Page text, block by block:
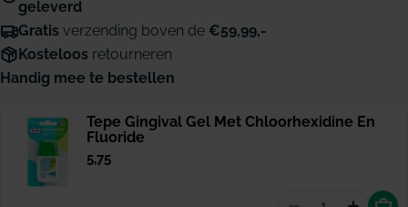
geleverd
Gratis verzending boven de €59,99,-
Kosteloos retourneren
Handig mee te bestellen
Tepe Gingival Gel Met Chloorhexidine En
Fluoride
Normale
5,75